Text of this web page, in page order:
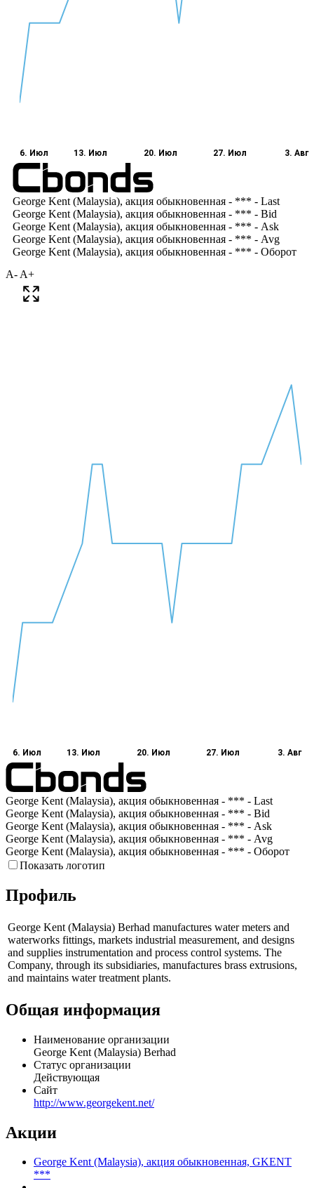
6. Июл 13. Июл 20. Июл 27. Июл
George Kent (Malaysia), акция обыкновенная - *** - Last
George Kent (Malaysia), акция обыкновенная - *** - Bid
George Kent (Malaysia), акция обыкновенная - *** - Avg
George Kent (Malaysia), акция обыкновенная - *** - Оборот
Профиль
George Kent (Malaysia) Berhad manufactures water meters and
waterworks fittings, markets industrial measurement, and designs
Company, through its subsidiaries, manufactures brass extrusions,
Общая информация
Наименование организации
George Kent (Malaysia) Berhad
Статус организации
Сайт
Акции